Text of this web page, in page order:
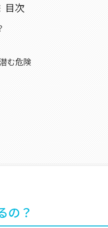
目次
む危険
の？